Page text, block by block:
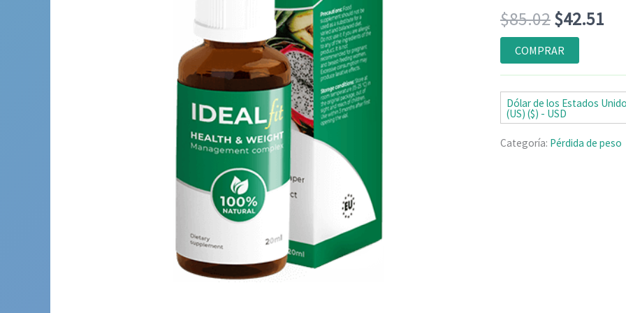
con4.83de
5 en base
a
valoraciones
de clientes
$85.02El
precio
original
era:
$85.02.
$42.51El
es:
COMPRAR
Dólar de los Estados
(US) ($) - USD
Categoría: Pérdida de peso